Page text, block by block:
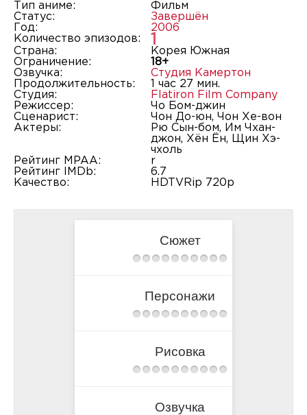
Тип аниме:
Фильм
Статус:
Завершён
Год:
2006
Количество эпизодов:
1
Страна:
Корея Южная
Ограничение:
18+
Озвучка:
Студия Камертон
Продолжительность:
1 час 27 мин.
Студия:
Flatiron Film Company
Режиссер:
Чо Бом-джин
Сценарист:
Чон До-юн, Чон Хе-вон
Актеры:
Рю Сын-бом, Им Чхан-
джон, Хён Ён, Щин Хэ-
чхоль
Рейтинг MPAA:
r
Рейтинг IMDb:
6.7
Качество:
HDTVRip 720p
Сюжет
Персонажи
Рисовка
Озвучка